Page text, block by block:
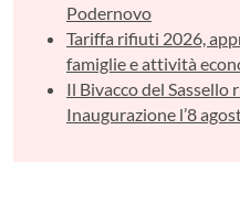
Podernovo
Tariffa rifiuti 2026,
famiglie e attività
Il Bivacco del
Inaugurazione l’8